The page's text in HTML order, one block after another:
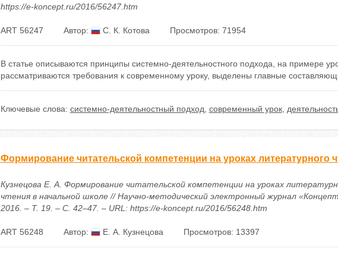
https://e-koncept.ru/2016/56247.htm
ART 56247 Автор: С. К. Котова Просмотров: 71954
В статье описываются принципы системно-деятельностного подхода, на примере
рассматриваются требования к современному уроку, выделены главные
Ключевые слова: системно-деятельностный подход современный урок,
Формирование читательской компетенции на уроках литературного
Кузнецова Е. А. Формирование читательской компетенции на уроках
чтения в начальной школе // Научно-методический электронный журнал
2016. – Т. 19. – С. 42–47. – URL: https://e-koncept.ru/2016/56248.htm
ART 56248 Автор: Е. А. Кузнецова Просмотров: 13397